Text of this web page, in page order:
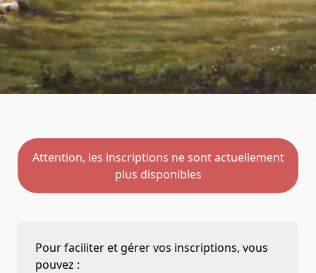
Attention, les inscriptions ne sont actuellement
plus disponibles
Pour faciliter et gérer vos inscriptions, vous
pouvez :